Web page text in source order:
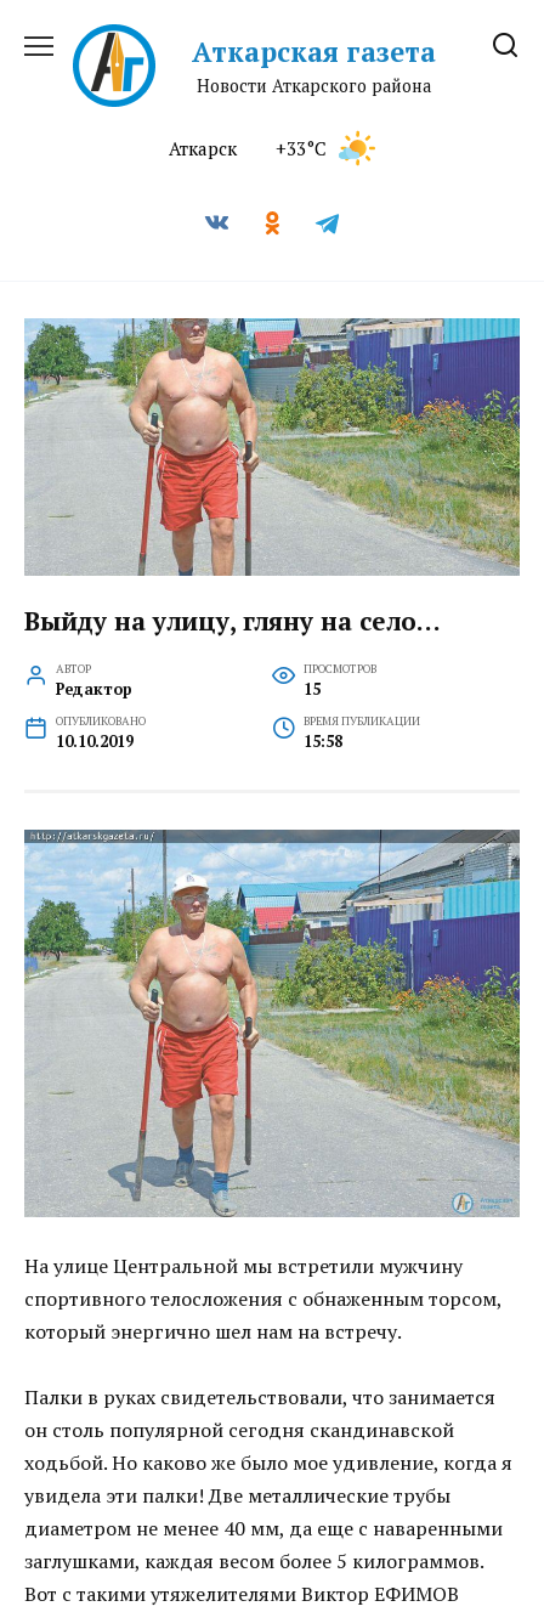
содержанию
Аткарская газета
Новости Аткарского района
Аткарск +33°C
Выйду на улицу, гляну на село…
АВТОР
Редактор
ПРОСМОТРОВ
15
ОПУБЛИКОВАНО
10.10.2019
ВРЕМЯ ПУБЛИКАЦИИ
15:58
На улице Центральной мы встретили мужчину
спортивного телосложения с обнаженным торсом,
который энергично шел нам на встречу.
Палки в руках свидетельствовали, что занимается
он столь популярной сегодня скандинавской
ходьбой. Но каково же было мое удивление, когда я
увидела эти палки! Две металлические трубы
диаметром не менее 40 мм, да еще с наваренными
заглушками, каждая весом более 5 килограммов.
Вот с такими утяжелителями Виктор ЕФИМОВ